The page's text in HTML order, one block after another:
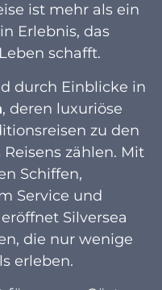
ist mehr als ein
Erlebnis, das
schafft.
durch Einblicke in
, deren luxuriöse
zu den
zählen. Mit
Schiffen,
Service und
Silversea
die nur wenige
erleben.